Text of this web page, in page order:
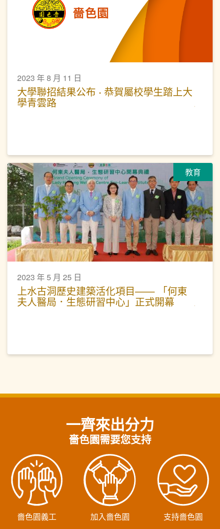
2023 年 8 月 11 日
大學聯招結果公布 ‧ 恭賀屬校學生踏上大
學青雲路
教育
2023 年 5 月 25 日
上水古洞歷史建築活化項目—— 「何東
夫人醫局．生態研習中心」正式開幕
一齊來出分力
嗇色園需要您支持
嗇色園義工 加入嗇色園 支持嗇色園